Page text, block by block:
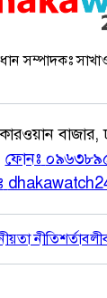
সম্পাদকঃ
বাজার,
ফোনঃ
নীতিশর্তাবলী